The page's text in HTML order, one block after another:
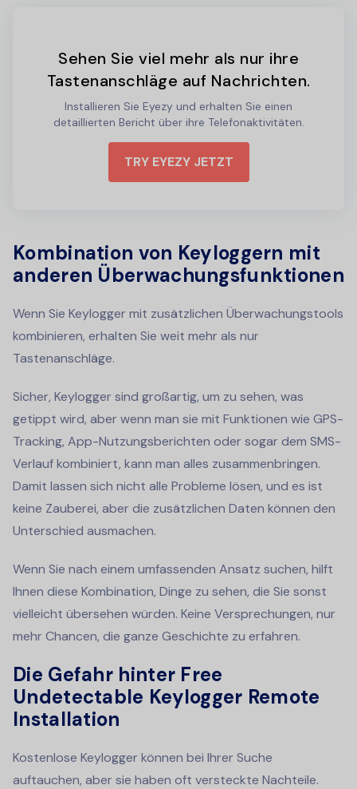
Sehen Sie viel mehr als nur ihre
Tastenanschläge auf Nachrichten.
Installieren Sie Eyezy und erhalten Sie einen
detaillierten Bericht über ihre Telefonaktivitäten.
TRY EYEZY JETZT
Kombination von Keyloggern mit
anderen Überwachungsfunktionen
Wenn Sie Keylogger mit zusätzlichen Überwachungstools
kombinieren, erhalten Sie weit mehr als nur
Tastenanschläge.
Sicher, Keylogger sind großartig, um zu sehen, was
getippt wird, aber wenn man sie mit Funktionen wie GPS-
Tracking, App-Nutzungsberichten oder sogar dem SMS-
Verlauf kombiniert, kann man alles zusammenbringen.
Damit lassen sich nicht alle Probleme lösen, und es ist
keine Zauberei, aber die zusätzlichen Daten können den
Unterschied ausmachen.
Wenn Sie nach einem umfassenden Ansatz suchen, hilft
Ihnen diese Kombination, Dinge zu sehen, die Sie sonst
vielleicht übersehen würden. Keine Versprechungen, nur
mehr Chancen, die ganze Geschichte zu erfahren.
Die Gefahr hinter Free
Undetectable Keylogger Remote
Installation
Kostenlose Keylogger können bei Ihrer Suche
auftauchen, aber sie haben oft versteckte Nachteile.